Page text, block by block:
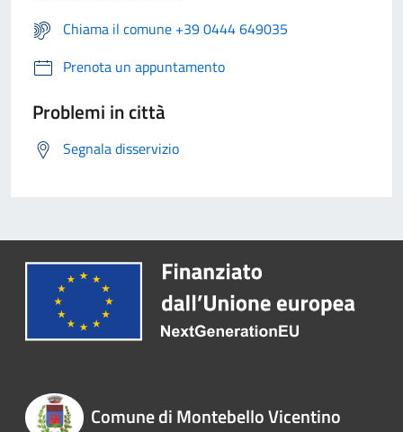
Chiama il comune +39 0444 649035
Prenota un appuntamento
Problemi in città
Segnala disservizio
Comune di Montebello Vicentino